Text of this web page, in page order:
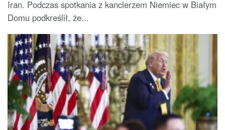
Iran. Podczas spotkania z kanclerzem Niemiec w Białym
Domu podkreślił, że...